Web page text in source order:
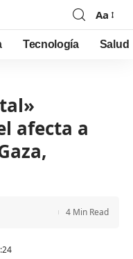
Font
Resizer
Aa
Tecnología Salud
afecta a
4 Min Read